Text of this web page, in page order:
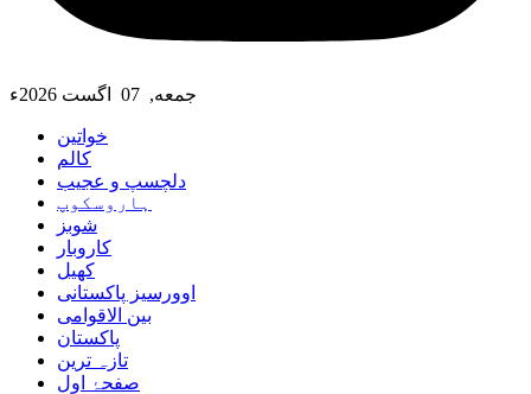
جمعه, 07 اگست 2026ء
خواتین
کالم
دلچسپ و عجیب
ہاروسکوپ
شوبز
کاروبار
کھیل
اوورسیز پاکستانی
بین الاقوامی
پاکستان
تازہ ترین
صفحۂ اول